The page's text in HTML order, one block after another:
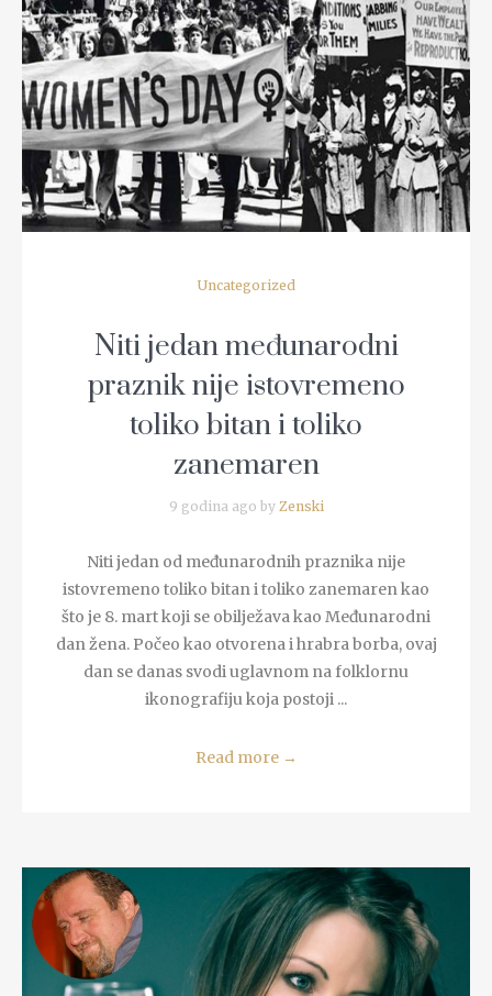
READ MORE
Uncategorized
Niti jedan međunarodni
praznik nije istovremeno
toliko bitan i toliko
zanemaren
9 godina ago by Zenski
Niti jedan od međunarodnih praznika nije
istovremeno toliko bitan i toliko zanemaren kao
što je 8. mart koji se obilježava kao Međunarodni
dan žena. Počeo kao otvorena i hrabra borba, ovaj
dan se danas svodi uglavnom na folklornu
ikonografiju koja postoji ...
Read more →